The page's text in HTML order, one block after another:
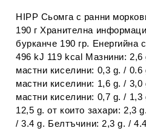
HIPP Сьомга с ранни
190 г Хранителна
бурканче 190 гр. Енергийна
496 kJ 119 kcal Мазнини: 2,6
мастни киселини: 0,3 g. / 0.6
мастни киселини: 1,6 g. / 3,0
мастни киселини: 0,7 g. /
12,5 g. от които захари: 2,3
/ 3.4 g. Белтъчини: 2,3 g. /